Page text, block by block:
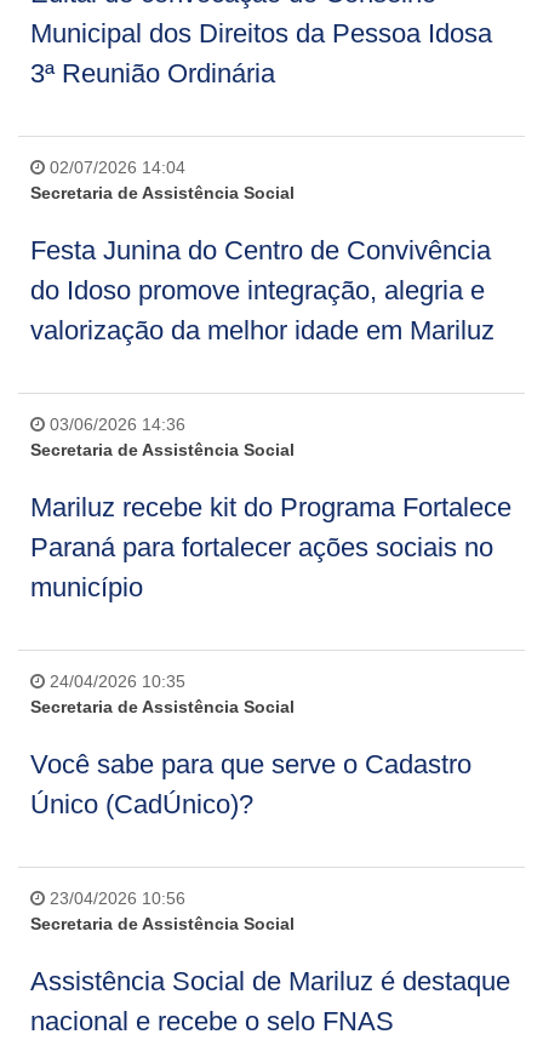
Municipal dos Direitos da Pessoa Idosa
3ª Reunião Ordinária
02/07/2026 14:04
Secretaria de Assistência Social
Festa Junina do Centro de Convivência
do Idoso promove integração, alegria e
valorização da melhor idade em Mariluz
03/06/2026 14:36
Secretaria de Assistência Social
Mariluz recebe kit do Programa Fortalece
Paraná para fortalecer ações sociais no
município
24/04/2026 10:35
Secretaria de Assistência Social
Você sabe para que serve o Cadastro
Único (CadÚnico)?
23/04/2026 10:56
Secretaria de Assistência Social
Assistência Social de Mariluz é destaque
nacional e recebe o selo FNAS